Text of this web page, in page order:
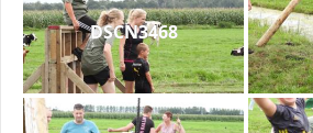
DSCN3468